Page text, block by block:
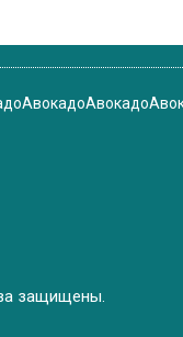
АвокадоАвокадо
защищены.